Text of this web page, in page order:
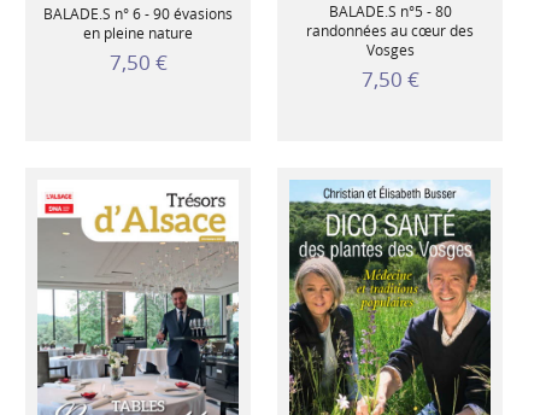
BALADE.S n° 6 - 90 évasions
en pleine nature
7,50 €
BALADE.S n°5 - 80
randonnées au cœur des
Vosges
7,50 €